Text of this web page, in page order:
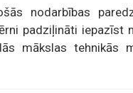
nodarbības
padziļināti iepazīst
mākslas tehnikās